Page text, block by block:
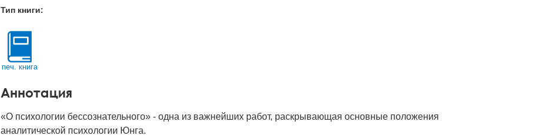
Тип обложки
Кол-во стр
ISBN
Код
28845
Тип книги:
печ. книга
Аннотация
«О психологии бессознательного» - одна из важнейших работ, раскрывающая основные положения
аналитической психологии Юнга.